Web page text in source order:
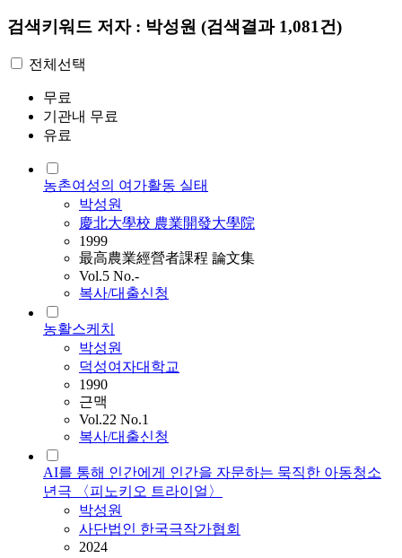
검색키워드 저자 : 박성원 (검색결과 1,081건)
전체선택
무료
기관내 무료
유료
농촌여성의 여가활동 실태
박성원
慶北大學校 農業開發大學院
1999
最高農業經營者課程 論文集
Vol.5 No.-
복사/대출신청
농활스케치
박성원
덕성여자대학교
1990
근맥
Vol.22 No.1
복사/대출신청
AI를 통해 인간에게 인간을 자문하는 묵직한 아동청소
년극 〈피노키오 트라이얼〉
박성원
사단법인 한국극작가협회
2024